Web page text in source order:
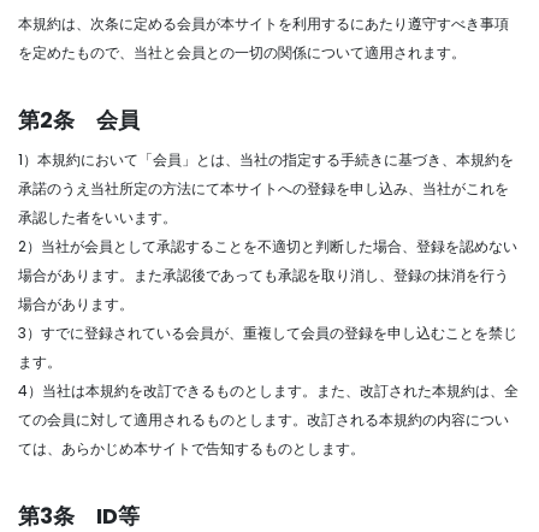
本規約は、次条に定める会員が本サイトを利用するにあたり遵守すべき事項
を定めたもので、当社と会員との一切の関係について適用されます。
第2条 会員
1）本規約において「会員」とは、当社の指定する手続きに基づき、本規約を
承諾のうえ当社所定の方法にて本サイトへの登録を申し込み、当社がこれを
承認した者をいいます。
2）当社が会員として承認することを不適切と判断した場合、登録を認めない
場合があります。また承認後であっても承認を取り消し、登録の抹消を行う
場合があります。
3）すでに登録されている会員が、重複して会員の登録を申し込むことを禁じ
ます。
4）当社は本規約を改訂できるものとします。また、改訂された本規約は、全
ての会員に対して適用されるものとします。改訂される本規約の内容につい
ては、あらかじめ本サイトで告知するものとします。
第3条 ID等